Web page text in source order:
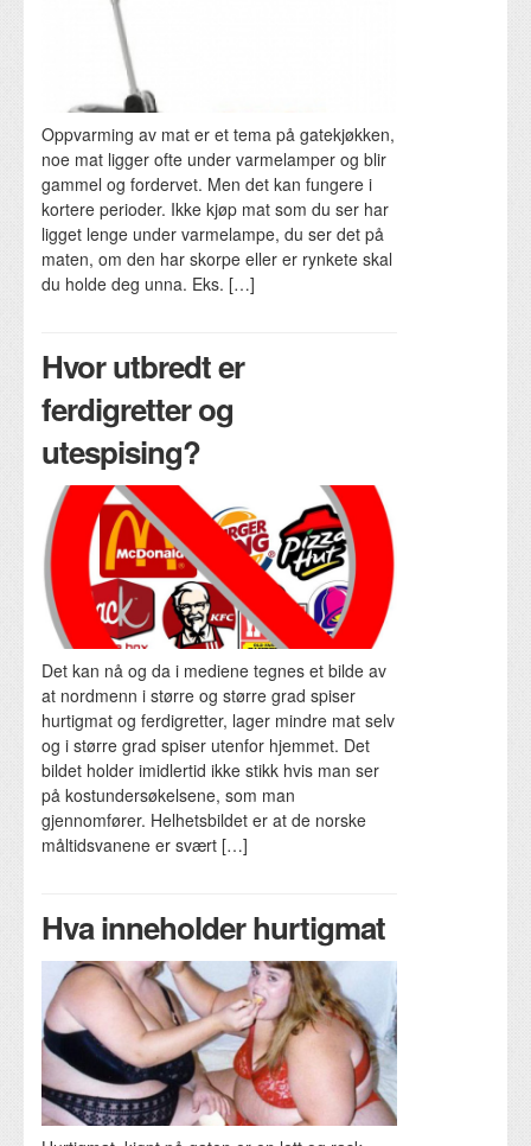
Oppvarming av mat er et tema på gatekjøkken,
noe mat ligger ofte under varmelamper og blir
gammel og fordervet. Men det kan fungere i
kortere perioder. Ikke kjøp mat som du ser har
ligget lenge under varmelampe, du ser det på
maten, om den har skorpe eller er rynkete skal
du holde deg unna. Eks. […]
Hvor utbredt er
ferdigretter og
utespising?
Det kan nå og da i mediene tegnes et bilde av
at nordmenn i større og større grad spiser
hurtigmat og ferdigretter, lager mindre mat selv
og i større grad spiser utenfor hjemmet. Det
bildet holder imidlertid ikke stikk hvis man ser
på kostundersøkelsene, som man
gjennomfører. Helhetsbildet er at de norske
måltidsvanene er svært […]
Hva inneholder hurtigmat